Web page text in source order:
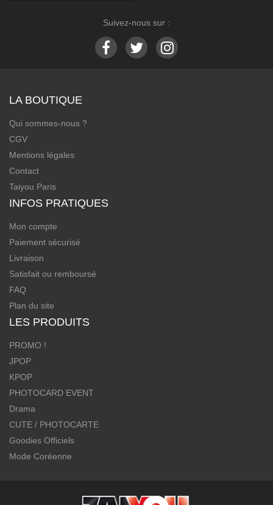
Suivez-nous sur :
LA BOUTIQUE
Qui sommes-nous ?
CGV
Mentions légales
Contact
Taiyou Paris
INFOS PRATIQUES
Mon compte
Paiement sécurisé
Livraison
Satisfait ou remboursé
FAQ
Plan du site
LES PRODUITS
PROMO !
JPOP
KPOP
PHOTOCARD EVENT
Drama
CUTE / PHOTOCARTE
Goodies Officiels
Mode Coréenne